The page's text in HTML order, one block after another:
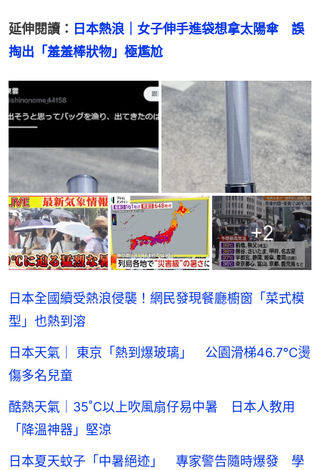
延伸閱讀： 日本熱浪｜女子伸手進袋想拿太陽傘　誤
掏出「羞羞棒狀物」極尷尬
+2
日本全國續受熱浪侵襲！網民發現餐廳櫥窗「菜式模
型」也熱到溶
日本天氣｜ 東京「熱到爆玻璃」 公園滑梯46.7°C燙
傷多名兒童
酷熱天氣｜35˚C以上吹風扇仔易中暑 日本人教用
「降溫神器」堅涼
日本夏天蚊子「中暑絕迹」 專家警告隨時爆發 學